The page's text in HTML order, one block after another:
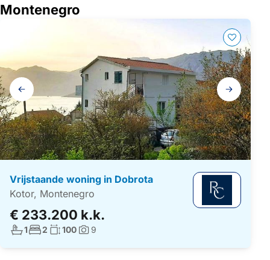
Montenegro
Galerij
navigatie
Vrijstaande woning in Dobrota
Kotor, Montenegro
€ 233.200 k.k.
Aantal badkamers:
1Aantal slaapkamers:
2 Woonoppervlakte:
100Foto's:
9